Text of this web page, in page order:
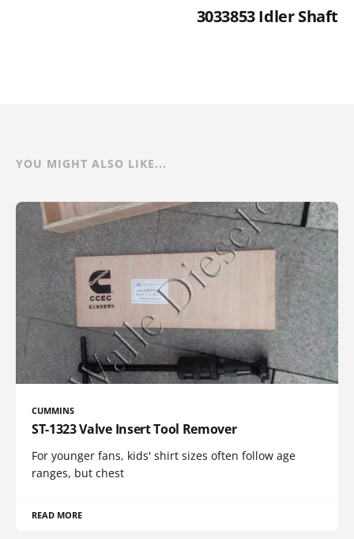
3033853 Idler Shaft
YOU MIGHT ALSO LIKE...
CUMMINS
ST-1323 Valve Insert Tool Remover
For younger fans, kids' shirt sizes often follow age
ranges, but chest
READ MORE